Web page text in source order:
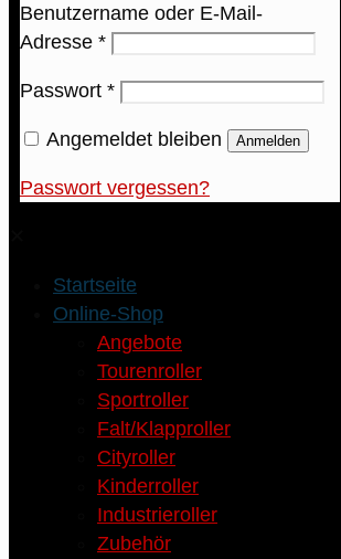
Benutzername oder E-Mail-
Adresse *
Passwort *
Angemeldet bleiben Anmelden
Passwort vergessen?
Startseite
Online-Shop
Angebote
Tourenroller
Sportroller
Falt/Klapproller
Cityroller
Kinderroller
Industrieroller
Zubehör